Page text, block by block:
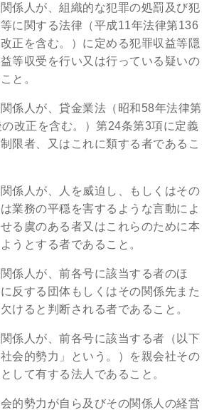
係人が、組織的な犯罪の処罰及び犯
に関する法律（平成11年法律第136
正を含む。）に定める犯罪収益等隠
等収受を行い又は行っている疑いの
と。
係人が、貸金業法（昭和58年法律第
改正を含む。）第24条第3項に定義
限者、又はこれに類する者であるこ
係人が、人を威迫し、もしくはその
業務の平穏を害するような言動によ
る虞のある者又はこれらのために本
うとする者であること。
係人が、前各号に該当する者のほ
反する団体もしくはその関係先また
けると判断される者であること。
係人が、前各号に該当する者（以下
社会的勢力」という。）を親会社その
して有する法人であること。
的勢力が自ら及びその関係人の経営